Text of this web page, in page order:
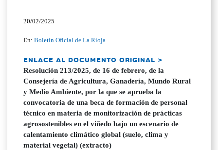
20/02/2025
En:Boletín Oficial de La Rioja
ENLACE AL DOCUMENTO ORIGINAL >
Resolución 213/2025, de 16 de febrero, de la
Consejería de Agricultura, Ganadería, Mundo Rural
y Medio Ambiente, por la que se aprueba la
convocatoria de una beca de formación de personal
técnico en materia de monitorización de prácticas
agrosostenibles en el viñedo bajo un escenario de
calentamiento climático global (suelo, clima y
material vegetal) (extracto)